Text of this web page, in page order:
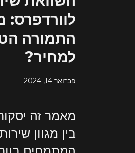
לוורדפרס:
התמורה
למחיר?
פברואר 14, 2024
מאמר זה
בין מגוון